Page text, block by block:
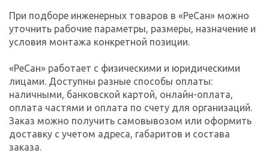
При подборе инженерных товаров в «РеСан» можно
уточнить рабочие параметры, размеры, назначение и
условия монтажа конкретной позиции.
«РеСан» работает с физическими и юридическими
лицами. Доступны разные способы оплаты:
наличными, банковской картой, онлайн-оплата,
оплата частями и оплата по счету для организаций.
Заказ можно получить самовывозом или оформить
доставку с учетом адреса, габаритов и состава
заказа.